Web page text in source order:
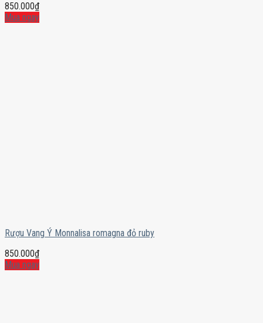
850.000₫
Mua ngay
Rượu Vang Ý Monnalisa romagna đỏ ruby
850.000₫
Mua ngay